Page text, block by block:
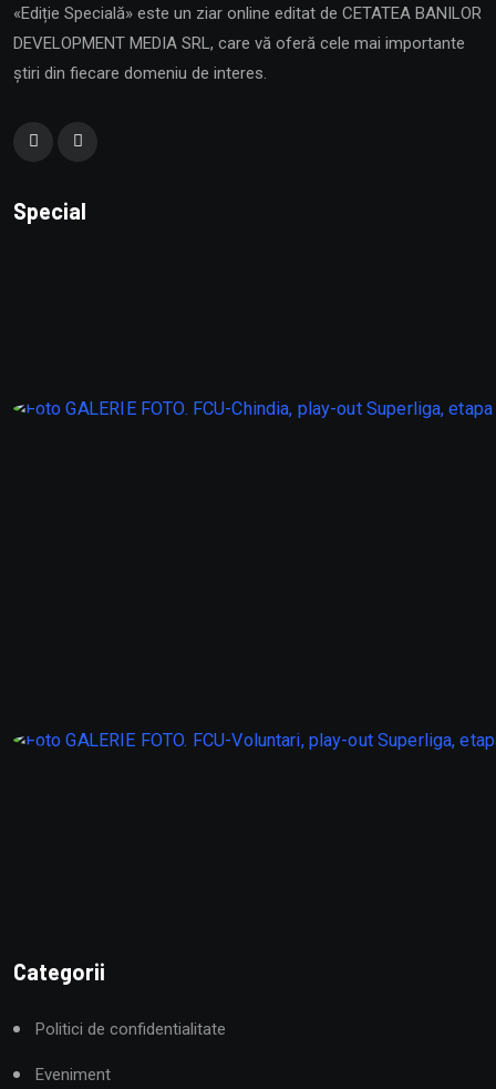
«Ediție Specială» este un ziar online editat de CETATEA BANILOR
DEVELOPMENT MEDIA SRL, care vă oferă cele mai importante
știri din fiecare domeniu de interes.
Special
Categorii
Politici de confidentialitate
Eveniment